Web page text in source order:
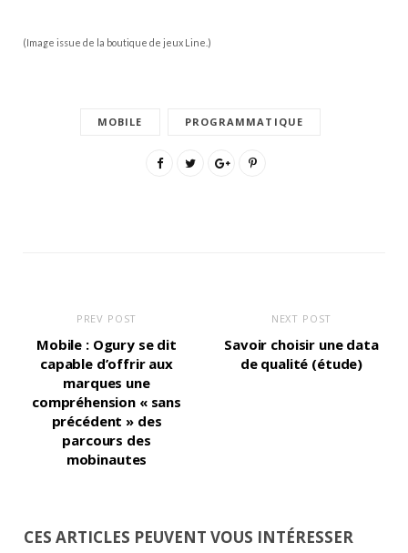
(Image issue de la boutique de jeux Line.)
MOBILE PROGRAMMATIQUE
PREV POST
Mobile : Ogury se dit
capable d’offrir aux
marques une
compréhension « sans
précédent » des
parcours des
mobinautes
NEXT POST
Savoir choisir une data
de qualité (étude)
CES ARTICLES PEUVENT VOUS INTÉRESSER